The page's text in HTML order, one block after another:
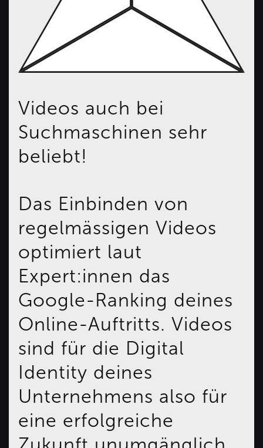
Videos auch bei
Suchmaschinen sehr
beliebt!
Das Einbinden von
regelmässigen Videos
optimiert laut
Expert:innen das
Google-Ranking deines
Online-Auftritts. Videos
sind für die Digital
Identity deines
Unternehmens also für
eine erfolgreiche